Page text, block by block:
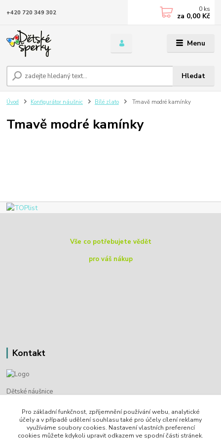
Menu
Hledat
+420 720 349 302 0 ks
za 0,00 Kč
Úvod Konfigurátor náušnic Bílé zlato Tmavě modré kamínky
Tmavě modré kamínky
Vše co potřebujete vědět
pro váš nákup
Kontakt
Dětské náušnice
Bohdan Blažek
+420 720 349 302
Pro základní funkčnost, zpříjemnění používání webu, analytické
účely a v případě udělení souhlasu také pro účely cílení reklamy
využíváme soubory cookies. Nastavení vlastních preferencí
cookies můžete kdykoli upravit odkazem ve spodní části stránek.